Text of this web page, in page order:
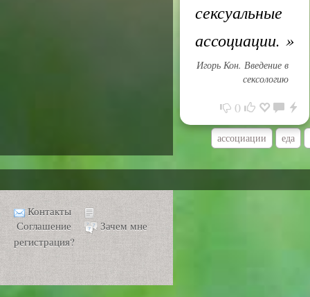
сексуальные
ассоциации. »
Игорь Кон. Введение в
сексологию
0
ассоциации еда
Контакты
Соглашение
Зачем мне
регистрация?